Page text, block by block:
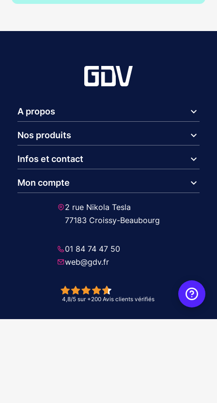
A propos expand_more
Nos produits expand_more
Infos et contact expand_more
Mon compte expand_more
2 rue Nikola Tesla
77183 Croissy-Beaubourg
01 84 74 47 50
web@gdv.fr